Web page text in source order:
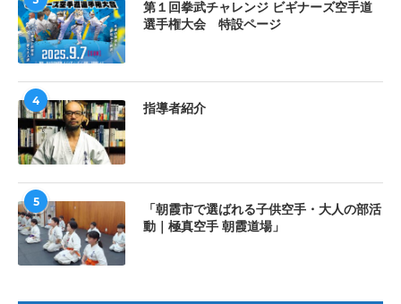
第１回拳武チャレンジ ビギナーズ空手道
選手権大会 特設ページ
4
指導者紹介
5
「朝霞市で選ばれる子供空手・大人の部活
動｜極真空手 朝霞道場」